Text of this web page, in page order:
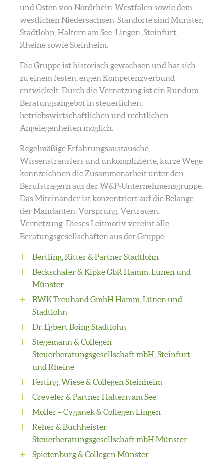
und Osten von Nordrhein-Westfalen sowie dem
westlichen Niedersachsen. Standorte sind Münster,
Stadtlohn, Haltern am See, Lingen, Steinfurt,
Rheine sowie Steinheim.
Die Gruppe ist historisch gewachsen und hat sich
zu einem festen, engen Kompetenzverbund
entwickelt. Durch die Vernetzung ist ein Rundum-
Beratungsangebot in steuerlichen,
betriebswirtschaftlichen und rechtlichen
Angelegenheiten möglich.
Regelmäßige Erfahrungsaustausche,
Wissenstransfers und unkomplizierte, kurze Wege
kennzeichnen die Zusammenarbeit unter den
Berufsträgern aus der W&P-Unternehmensgruppe.
Das Miteinander ist konzentriert auf die Belange
der Mandanten. Vorsprung, Vertrauen,
Vernetzung: Dieses Leitmotiv vereint alle
Beratungsgesellschaften aus der Gruppe.
Bertling, Ritter & Partner Stadtlohn
Beckschäfer & Kipke GbR Hamm, Lünen und
Münster
BWK Treuhand GmbH Hamm, Lünen und
Stadtlohn
Dr. Egbert Böing Stadtlohn
Stegemann & Collegen
Steuerberatungsgesellschaft mbH, Steinfurt
und Rheine
Festing, Wiese & Collegen Steinheim
Greveler & Partner Haltern am See
Möller – Cyganek & Collegen Lingen
Reher & Buchheister
Steuerberatungsgesellschaft mbH Münster
Spietenburg & Collegen Münster